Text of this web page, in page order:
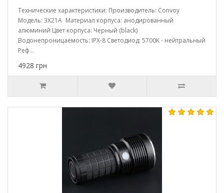
Технические характеристики: Производитель: Convoy
Модель: 3X21A Материал корпуса: анодированный
алюминий Цвет корпуса: Черный (black)
Водонепроницаемость: IPX-8 Светодиод: 5700K - нейтральный
Реф...
4928 грн